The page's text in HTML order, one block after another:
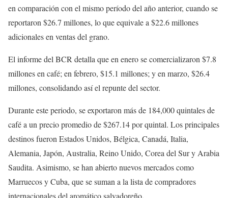
en comparación con el mismo período del año anterior, cuando se
reportaron $26.7 millones, lo que equivale a $22.6 millones
adicionales en ventas del grano.
El informe del BCR detalla que en enero se comercializaron $7.8
millones en café; en febrero, $15.1 millones; y en marzo, $26.4
millones, consolidando así el repunte del sector.
Durante este periodo, se exportaron más de 184,000 quintales de
café a un precio promedio de $267.14 por quintal. Los principales
destinos fueron Estados Unidos, Bélgica, Canadá, Italia,
Alemania, Japón, Australia, Reino Unido, Corea del Sur y Arabia
Saudita. Asimismo, se han abierto nuevos mercados como
Marruecos y Cuba, que se suman a la lista de compradores
internacionales del aromático salvadoreño.